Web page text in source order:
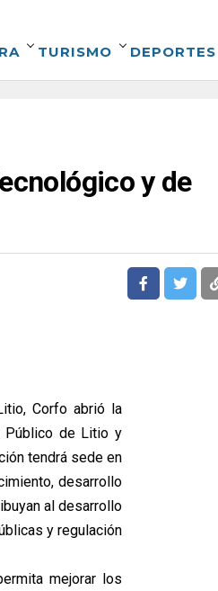
TURISMO DEPORTES
y de
Corfo abrió la
Público de Litio y
tendrá sede en
desarrollo
al desarrollo
y regulación
mejorar los